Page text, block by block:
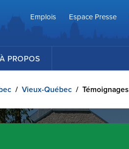
Emplois
Espace Presse
À PROPOS
/ Vieux-Québec / Témoignages